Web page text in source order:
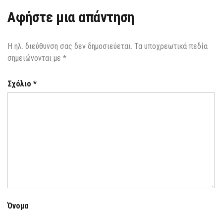
Αφήστε μια απάντηση
Η ηλ. διεύθυνση σας δεν δημοσιεύεται. Τα υποχρεωτικά πεδία
σημειώνονται με *
Σχόλιο *
Όνομα